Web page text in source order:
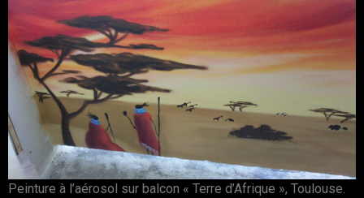
Peinture à l’aérosol sur balcon « Terre d’Afrique », Toulouse.